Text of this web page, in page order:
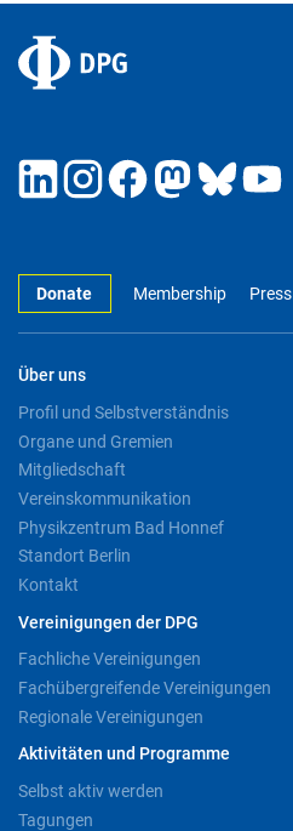
Donate Membership Press
Über uns
Profil und Selbstverständnis
Organe und Gremien
Mitgliedschaft
Vereinskommunikation
Physikzentrum Bad Honnef
Standort Berlin
Kontakt
Vereinigungen der DPG
Fachliche Vereinigungen
Fachübergreifende Vereinigungen
Regionale Vereinigungen
Aktivitäten und Programme
Selbst aktiv werden
Tagungen